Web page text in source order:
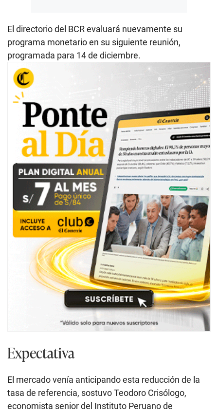
El directorio del BCR evaluará nuevamente su
programa monetario en su siguiente reunión,
programada para 14 de diciembre.
Expectativa
El mercado venía anticipando esta reducción de la
tasa de referencia, sostuvo Teodoro Crisólogo,
economista senior del Instituto Peruano de